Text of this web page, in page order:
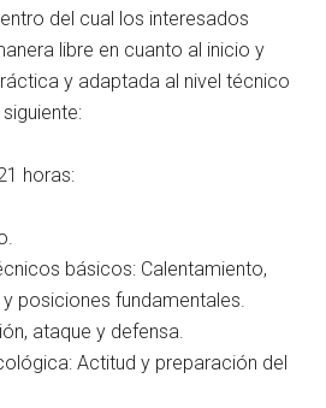
del cual los interesados
libre en cuanto al inicio y
y adaptada al nivel técnico
horas:
básicos: Calentamiento,
posiciones fundamentales.
ataque y defensa.
Actitud y preparación del